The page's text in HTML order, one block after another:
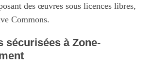
des œuvres sous licences libres,
Commons.
sécurisées à Zone-